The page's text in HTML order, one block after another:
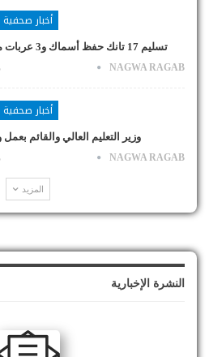
أخبار صحفية
تسليم 17 تانك حفظ أسماك و3 عربات مجهزة ببلطيم والشهابية…
NAGWA RAGAB
أخبار صحفية
وزير التعليم العالي والقائم
NAGWA RAGAB
المزيد
النشرة الإخبارية